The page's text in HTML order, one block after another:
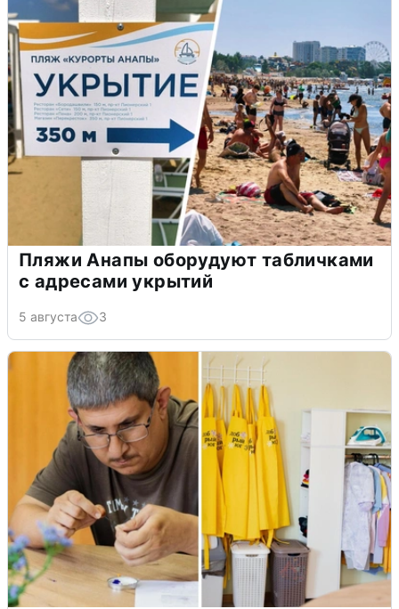
Пляжи Анапы оборудуют табличками
с адресами укрытий
5 августа 3